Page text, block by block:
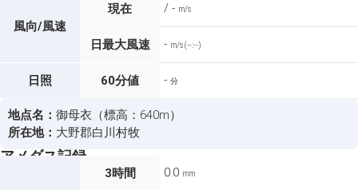
風向/風速
現在 / - m/s
日最大風速 - m/s (--:--)
日照 60分値 - 分
地点名： 御母衣（標高：640m）
所在地： 大野郡白川村牧
アメダス記録
3時間 0.0 mm